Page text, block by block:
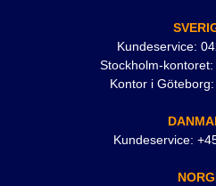
Kundeservice:
Stockholm-
Kontor i
Kundeservice: